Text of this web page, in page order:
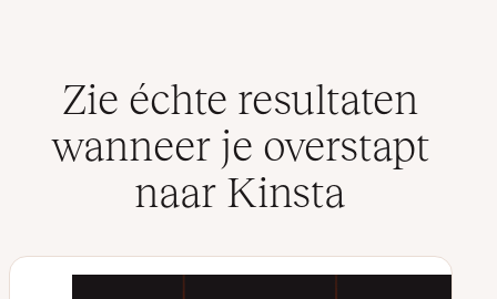
Zie échte resultaten
wanneer je overstapt
naar Kinsta